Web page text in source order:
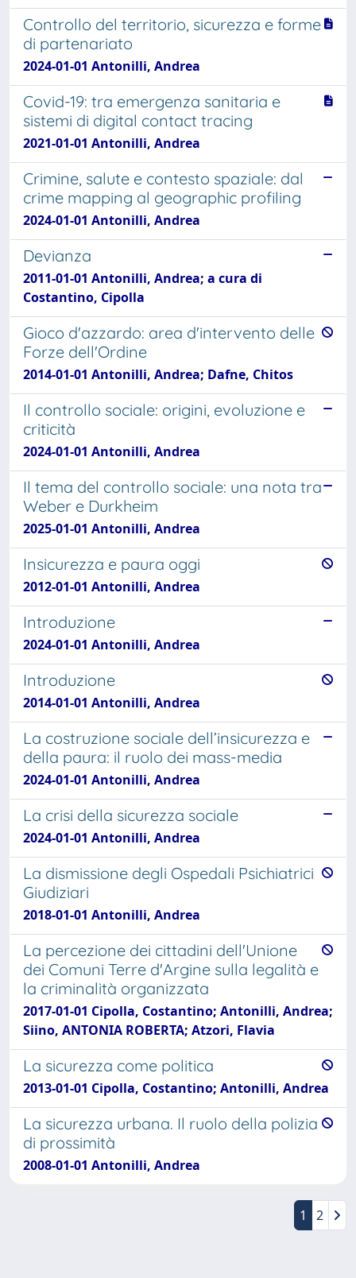
Controllo del territorio, sicurezza e forme
di partenariato
2024-01-01 Antonilli, Andrea
Covid-19: tra emergenza sanitaria e
sistemi di digital contact tracing
2021-01-01 Antonilli, Andrea
Crimine, salute e contesto spaziale: dal
crime mapping al geographic profiling
2024-01-01 Antonilli, Andrea
Devianza
2011-01-01 Antonilli, Andrea; a cura di
Costantino, Cipolla
Gioco d'azzardo: area d'intervento delle
Forze dell'Ordine
2014-01-01 Antonilli, Andrea; Dafne, Chitos
Il controllo sociale: origini, evoluzione e
criticità
2024-01-01 Antonilli, Andrea
Il tema del controllo sociale: una nota tra
Weber e Durkheim
2025-01-01 Antonilli, Andrea
Insicurezza e paura oggi
2012-01-01 Antonilli, Andrea
Introduzione
2024-01-01 Antonilli, Andrea
Introduzione
2014-01-01 Antonilli, Andrea
La costruzione sociale dell’insicurezza e
della paura: il ruolo dei mass-media
2024-01-01 Antonilli, Andrea
La crisi della sicurezza sociale
2024-01-01 Antonilli, Andrea
La dismissione degli Ospedali Psichiatrici
Giudiziari
2018-01-01 Antonilli, Andrea
La percezione dei cittadini dell'Unione
dei Comuni Terre d'Argine sulla legalità e
la criminalità organizzata
2017-01-01 Cipolla, Costantino; Antonilli, Andrea;
Siino, ANTONIA ROBERTA; Atzori, Flavia
La sicurezza come politica
2013-01-01 Cipolla, Costantino; Antonilli, Andrea
La sicurezza urbana. Il ruolo della polizia
di prossimità
2008-01-01 Antonilli, Andrea
1 2